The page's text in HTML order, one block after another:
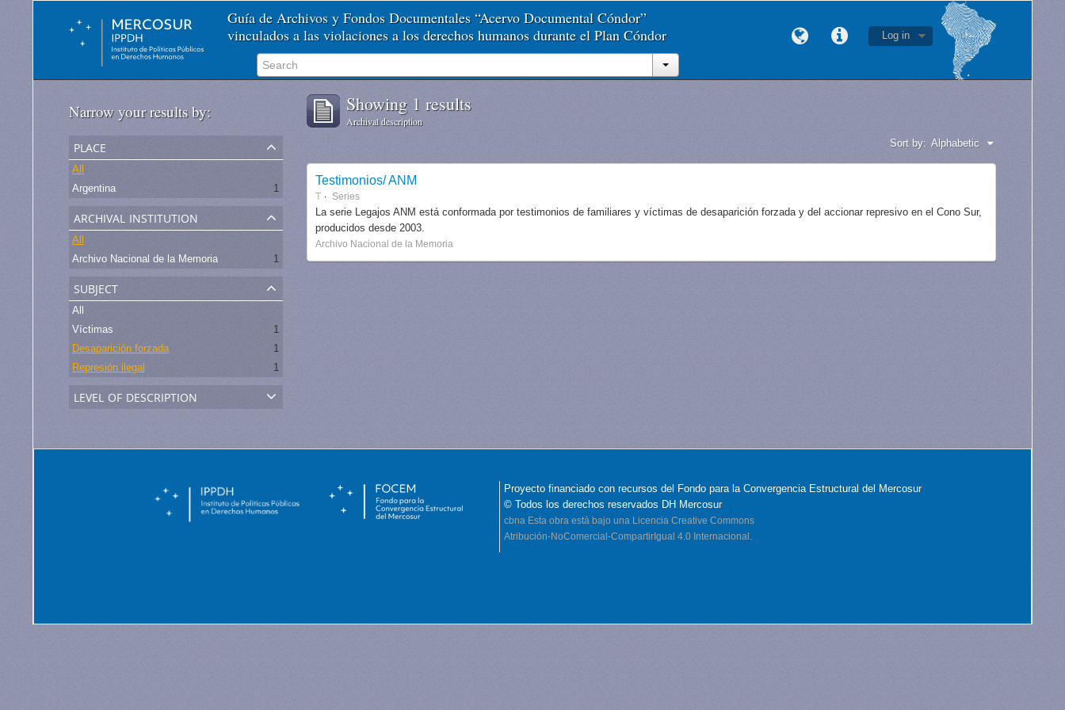
Guía de Archivos y Fondos Documentales “Acervo Documental Cóndor”
vinculados a las violaciones a los derechos humanos durante el Plan Cóndor
Log in
Narrow your results by:
place
All
Argentina
1
archival institution
All
Archivo Nacional de la Memoria
1
subject
All
Víctimas
1
Desaparición forzada
1
Represión ilegal
1
level of description
Showing 1 results
Archival description
Sort by: Alphabetic
Testimonios/ ANM
T Series
La serie Legajos ANM está conformada por testimonios de familiares y víctimas de desaparición forzada y del accionar represivo en el Cono Sur,
producidos desde 2003.
Archivo Nacional de la Memoria
Proyecto financiado con recursos del Fondo para la Convergencia Estructural del Mercosur
© Todos los derechos reservados DH Mercosur
cbna Esta obra está bajo una Licencia Creative Commons
Atribución-NoComercial-CompartirIgual 4.0 Internacional.